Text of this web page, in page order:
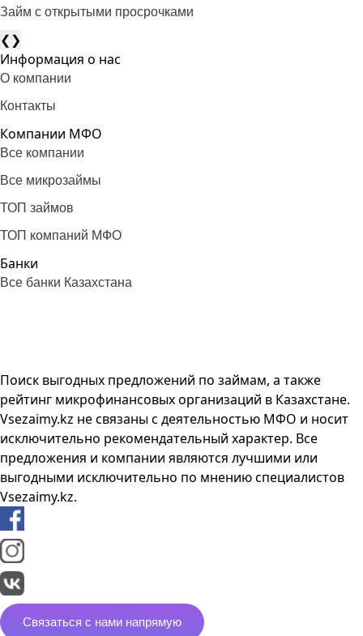
Займ с открытыми просрочками
❮❯
Информация о нас
О компании
Контакты
Компании МФО
Все компании
Все микрозаймы
ТОП займов
ТОП компаний МФО
Банки
Все банки Казахстана
Поиск выгодных предложений по займам, а также
рейтинг микрофинансовых организаций в Казахстане.
Vsezaimy.kz не связаны с деятельностью МФО и носит
исключительно рекомендательный характер. Все
предложения и компании являются лучшими или
выгодными исключительно по мнению специалистов
Vsezaimy.kz.
Связаться с нами напрямую